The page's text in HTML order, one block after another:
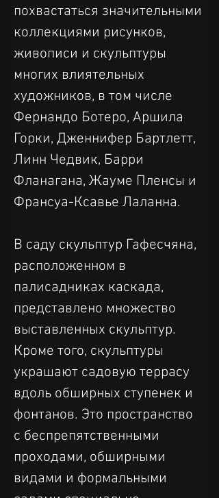
похвастаться значительными
коллекциями рисунков,
живописи и скульптуры
многих влиятельных
художников, в том числе
Фернандо Ботеро, Аршила
Горки, Дженнифер Бартлетт,
Линн Чедвик, Барри
Фланагана, Жауме Пленсы и
Франсуа-Ксавье Лаланна.
В саду скульптур Гафесчяна,
расположенном в
палисадниках каскада,
представлено множество
выставленных скульптур.
Кроме того, скульптуры
украшают садовую террасу
вдоль обширных ступенек и
фонтанов. Это пространство
с беспрепятственными
проходами, обширными
видами и формальными